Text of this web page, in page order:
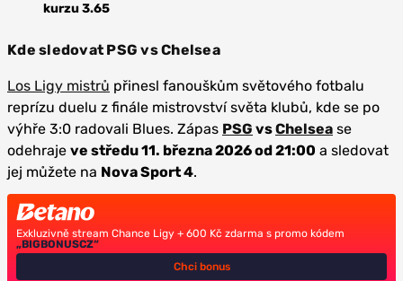
kurzu 3.65
Kde sledovat PSG vs Chelsea
Los Ligy mistrů přinesl fanouškům světového fotbalu
reprízu duelu z finále mistrovství světa klubů, kde se po
výhře 3:0 radovali Blues. Zápas PSG vsChelsea se
odehraje ve středu 11. března 2026 od 21:00 a sledovat
jej můžete na Nova Sport 4.
Exkluzivně stream Chance Ligy + 600 Kč zdarma s promo kódem
„BIGBONUSCZ“
Chci bonus